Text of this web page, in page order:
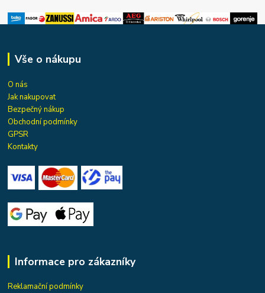
Vše o nákupu
O nás
Jak nakupovat
Bezpečný nákup
Obchodní podmínky
GPSR
Kontakty
Informace pro zákazníky
Reklamační podmínky